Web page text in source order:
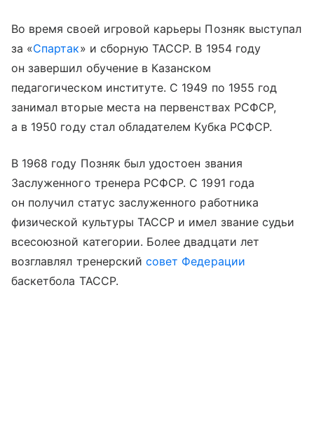
Во время своей игровой карьеры Позняк выступал
за «Спартак» и сборную ТАССР. В 1954 году
он завершил обучение в Казанском
педагогическом институте. С 1949 по 1955 год
занимал вторые места на первенствах РСФСР,
а в 1950 году стал обладателем Кубка РСФСР.
В 1968 году Позняк был удостоен звания
Заслуженного тренера РСФСР. С 1991 года
он получил статус заслуженного работника
физической культуры ТАССР и имел звание судьи
всесоюзной категории. Более двадцати лет
возглавлял тренерскийсовет Федерации
баскетбола ТАССР.